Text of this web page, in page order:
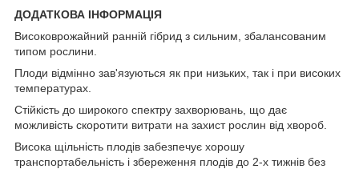
ДОДАТКОВА ІНФОРМАЦІЯ
Високоврожайний ранній гібрид з сильним, збалансованим
типом рослини.
Плоди відмінно зав'язуються як при низьких, так і при високих
температурах.
Стійкість до широкого спектру захворювань, що дає
можливість скоротити витрати на захист рослин від хвороб.
Висока щільність плодів забезпечує хорошу
транспортабельність і збереження плодів до 2-х тижнів без